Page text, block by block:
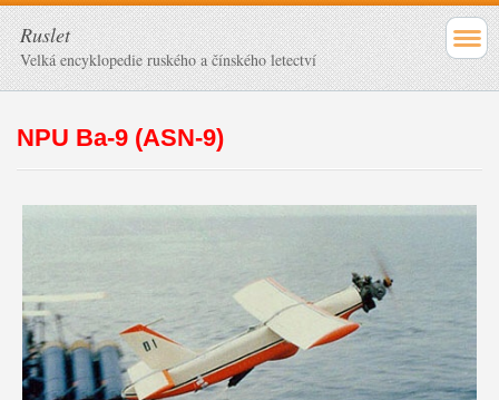
Ruslet
Velká encyklopedie ruského a čínského letectví
NPU Ba-9 (ASN-9)